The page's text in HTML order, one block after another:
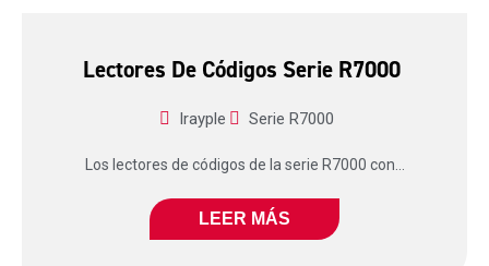
Lectores De Códigos Serie R7000
Irayple Serie R7000
Los lectores de códigos de la serie R7000 con...
LEER MÁS